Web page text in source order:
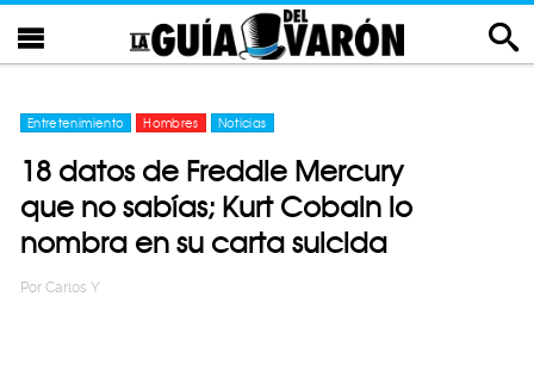
Entretenimiento Hombres Noticias
18 datos de Freddie Mercury
que no sabías; Kurt Cobain lo
nombra en su carta suicida
Por Carlos Y